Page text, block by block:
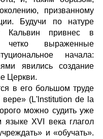
призванному
Будучи по натуре
Кальвин привнес в
четко выраженные
начала:
явились создание
Церкви.
в его большом труде
вере» (L'lnstitution de la
можно судить уже
XVI века глагол
и «обучать».